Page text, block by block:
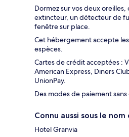
Dormez sur vos deux
extincteur, un détecteur de
fenêtre sur place.
Cet hébergement accepte
espèces.
Cartes de crédit acceptées :
American Express, Diners
UnionPay.
Des modes de paiement
Connu aussi sous le nom
Hotel Granvia